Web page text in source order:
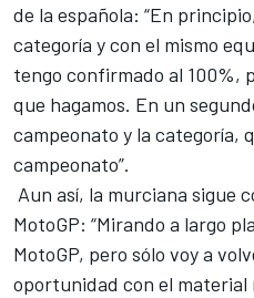
de la española: “En
categoría y con el mismo
tengo confirmado al 100%,
que hagamos. En un
campeonato y la categoría,
campeonato”.
Aun así, la murciana sigue
MotoGP: “Mirando a largo
MotoGP, pero sólo voy a
oportunidad con el material